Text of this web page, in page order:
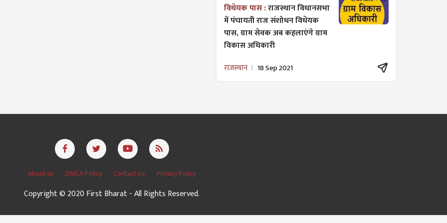
विधेयक पास :राजस्थान विधानसभा
में पंचायती राज ​संशोधन विधेयक
पास, ग्राम सेवक अब कहलाएंगे ग्राम
विकास अधिकारी
राजस्थान 18 Sep 2021
About us DMCA Policy Contact Us Privacy Policy
Copyright © 2020 First Bharat - All Rights Reserved.